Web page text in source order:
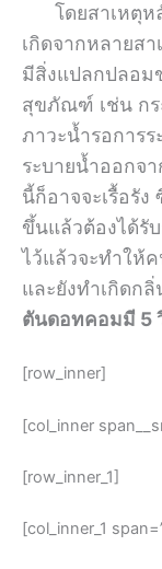
โดยสาเหตุหลั
เกิดจากหลายส
มีสิ่งแปลกปลอม
สุขภัณฑ์ เช่น กร
ภาวะน้ำรอการ
ระบายน้ำออกจ
นี้ก็อาจจะเรื้อรั
ขึ้นแล้วต้องได้รั
ไว้แล้วจะทำให้
และยังทำเกิดก
ตันดอทคอมมี 5
[row_inner]
[col_inner
[row_inner_1]
[col_inner_1